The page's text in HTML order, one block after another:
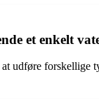
et enkelt
udføre